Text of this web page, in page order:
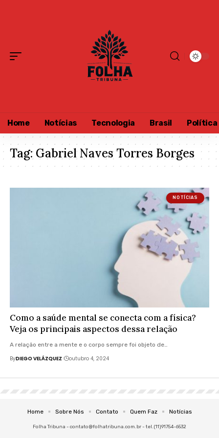
Home Notícias Tecnologia Brasil Política
Tag:Gabriel Naves Torres Borges
NOTÍCIAS
Como a saúde mental se conecta com a física?
Veja os principais aspectos dessa relação
A relação entre a mente e o corpo sempre foi objeto de…
ByDIEGO VELÁZQUEZ outubro 4, 2024
Folha Tribuna - contato@folhatribuna.com.br- tel.(11)91754-6532
Home Sobre Nós Contato Quem Faz Notícias